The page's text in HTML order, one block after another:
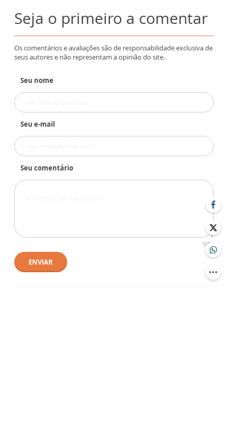
Seja o primeiro a comentar
Os comentários e avaliações são de responsabilidade exclusiva de
seus autores e não representam a opinião do site.
Seu nome
Seu e-mail
Seu comentário
500
ENVIAR